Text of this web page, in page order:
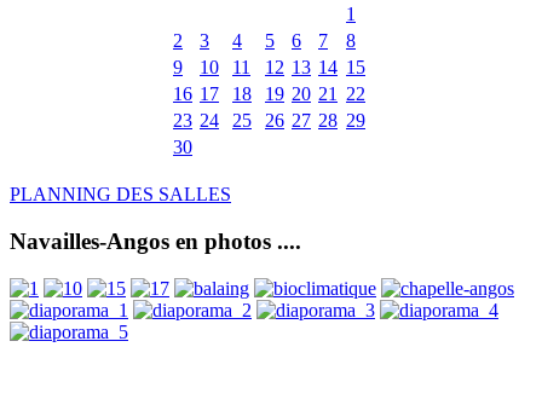
1
2
3 4 5 6 7
8
9
10 11 12 13 14 15
16 17 18 19 20 21
22
23 24 25 26 27 28 29
30
PLANNING DES SALLES
Navailles-Angos en photos ....